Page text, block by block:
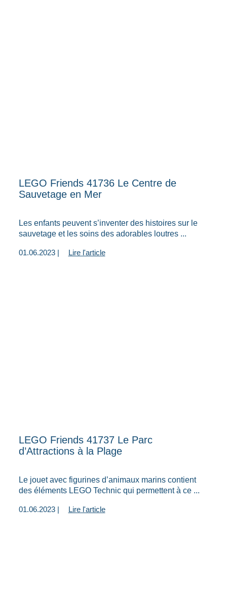
LEGO Friends 41736 Le Centre de
Sauvetage en Mer
Les enfants peuvent s’inventer des histoires sur le
sauvetage et les soins des adorables loutres ...
01.06.2023 | Lire l'article
LEGO Friends 41737 Le Parc
d’Attractions à la Plage
Le jouet avec figurines d’animaux marins contient
des éléments LEGO Technic qui permettent à ce ...
01.06.2023 | Lire l'article